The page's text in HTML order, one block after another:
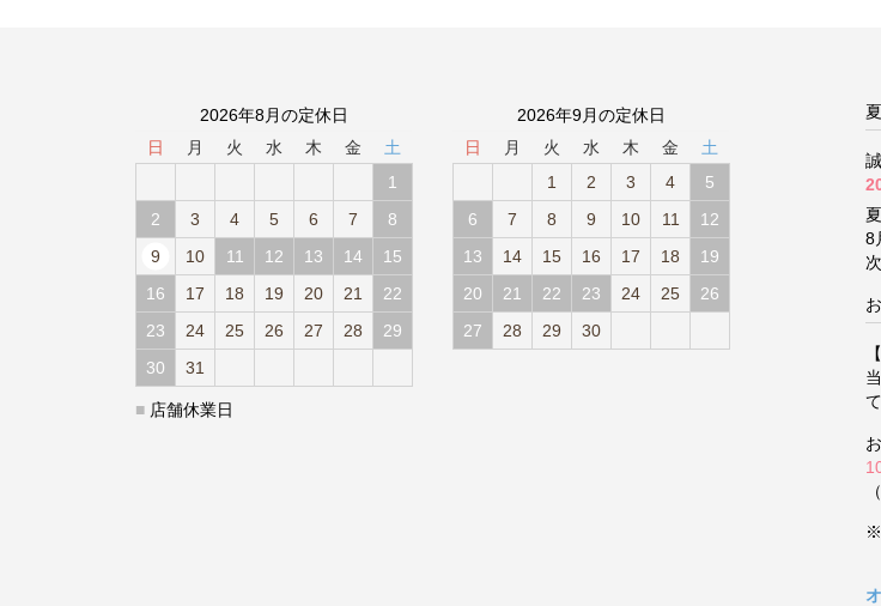
2026年8月の定休日
日
月 火 水 木 金
土
1
2
3 4 5 6 7
8
9
10 11 12 13 14
15
16
17 18 19 20 21
22
23
24 25 26 27 28
29
30
31
2026年9月の定休日
日
月 火 水 木 金
土
1
2 3 4
5
6
7 8 9 10 11
12
13
14 15 16 17 18
19
20
21 22 23 24 25
26
27
28 29 30
■ 店舗休業日
8
※